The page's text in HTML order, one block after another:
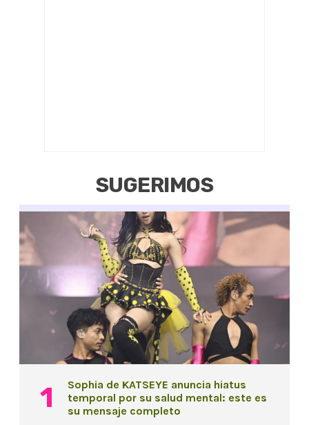
SUGERIMOS
Sophia de KATSEYE anuncia hiatus
temporal por su salud mental: este es
su mensaje completo